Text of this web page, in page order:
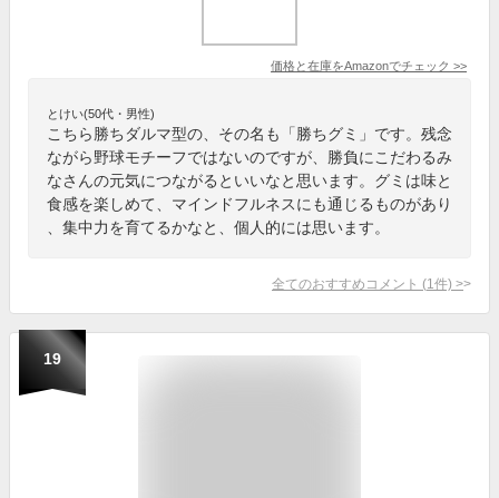
価格と在庫をAmazonでチェック >>
とけい(50代・男性)
こちら勝ちダルマ型の、その名も「勝ちグミ」です。残念
ながら野球モチーフではないのですが、勝負にこだわるみ
なさんの元気につながるといいなと思います。グミは味と
食感を楽しめて、マインドフルネスにも通じるものがあり
、集中力を育てるかなと、個人的には思います。
全てのおすすめコメント (1 件) >
19